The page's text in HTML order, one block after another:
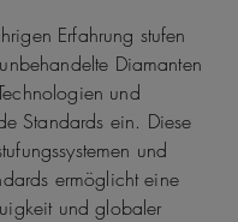
Erfahrung stufen
Diamanten
und
Standards ein. Diese
und
ermöglicht eine
und globaler